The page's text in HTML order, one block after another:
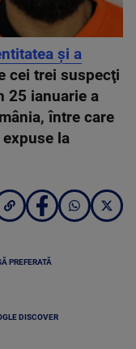
şi a
cei trei suspecţi
25 ianuarie a
între care
la
PREFERATĂ
DISCOVER